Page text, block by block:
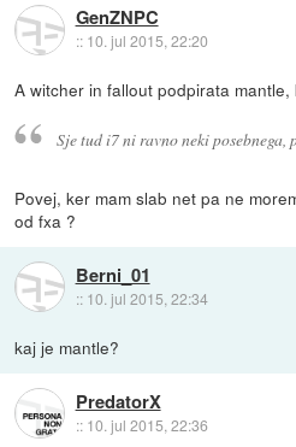
GenZNPC
:: 10. jul 2015, 22:20
A witcher in fallout podpirata
Sje tud i7 ni ravno neki posebnega,
Povej, ker mam slab net pa ne
od fxa ?
Berni_01
:: 10. jul 2015, 22:34
kaj je mantle?
PredatorX
:: 10. jul 2015, 22:36